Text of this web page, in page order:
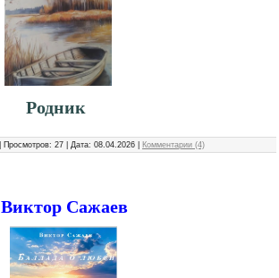
Родник
Просмотров: 27 Дата: 08.04.2026 Комментарии (4)
Виктор Сажаев